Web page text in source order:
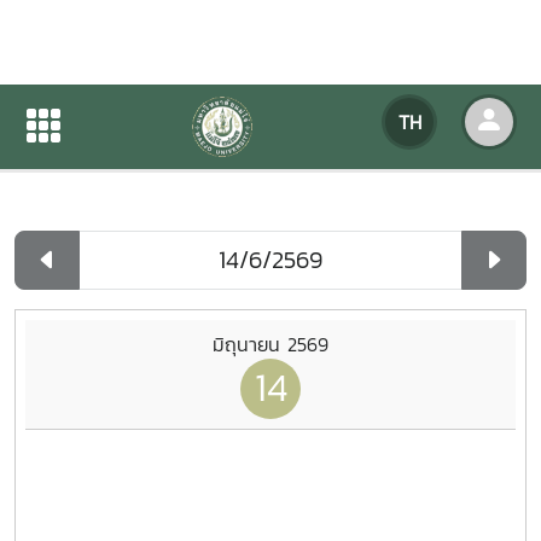
TH
ปฏิทินกิจกรรมของหน่วยงาน
ปฏิทินกิจกรรมของหน่วยงาน
มิถุนายน 2569
14